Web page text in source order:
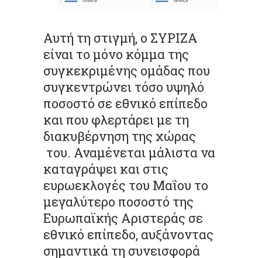
Αυτή τη στιγμή, ο ΣΥΡΙΖΑ
είναι το μόνο κόμμα της
συγκεκριμένης ομάδας που
συγκεντρώνει τόσο υψηλό
ποσοστό σε εθνικό επίπεδο
και που φλερτάρει με τη
διακυβέρνηση της χώρας
του. Αναμένεται μάλιστα να
καταγράψει και στις
ευρωεκλογές του Μαΐου το
μεγαλύτερο ποσοστό της
Ευρωπαϊκής Αριστεράς σε
εθνικό επίπεδο, αυξάνοντας
σημαντικά τη συνεισφορά